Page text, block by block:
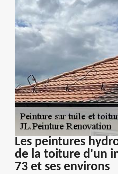
Les peintures
de la toiture d'un
73 et ses environs